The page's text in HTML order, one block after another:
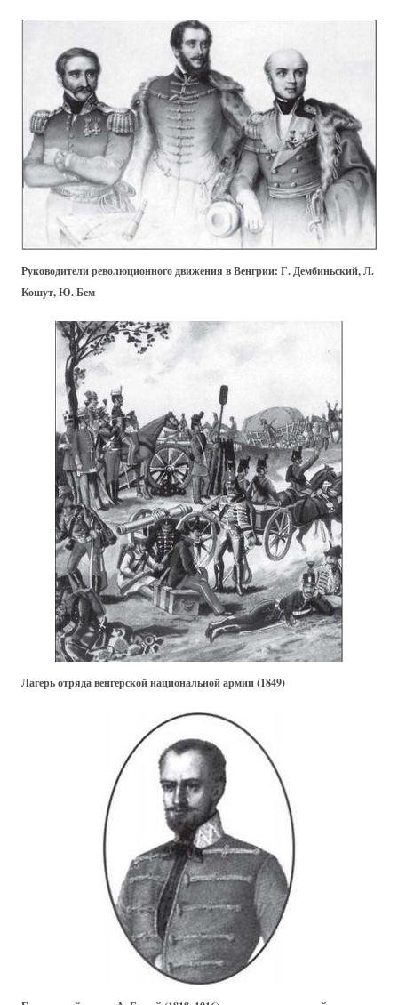
Руководители революционного движения в Венгрии: Г. Дембиньский, Л.
Кошут, Ю. Бем
Лагерь отряда венгерской национальной армии (1849)